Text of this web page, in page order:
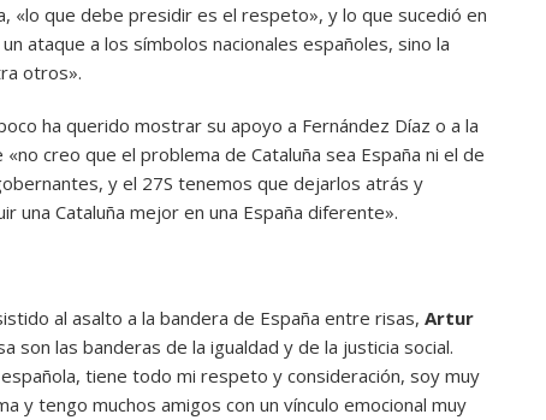
«lo que debe presidir es el respeto», y lo que sucedió en
ataque a los símbolos nacionales españoles, sino la
otros».
ha querido mostrar su apoyo a Fernández Díaz o a la
creo que el problema de Cataluña sea España ni el de
y el 27S tenemos que dejarlos atrás y
una Cataluña mejor en una España diferente».
al asalto a la bandera de España entre risas, Artur
son las banderas de la igualdad y de la justicia social.
tiene todo mi respeto y consideración, soy muy
y tengo muchos amigos con un vínculo emocional muy